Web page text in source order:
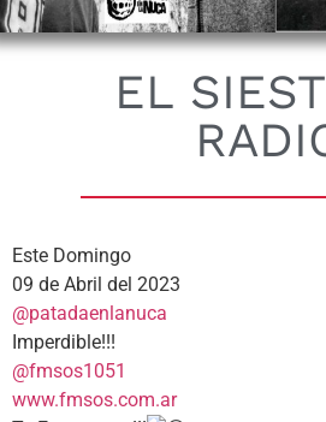
EL
Este Domingo
09 de Abril del 2023
@patadaenlanuca
Imperdible!!!
@fmsos1051
www.fmsos.com.ar